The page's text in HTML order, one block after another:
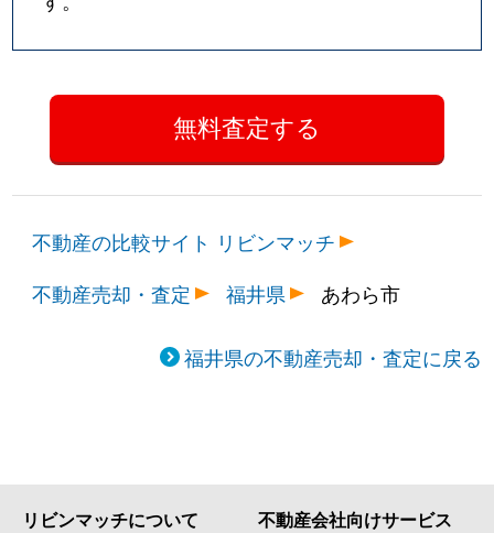
不動産の比較サイト リビンマッチ
不動産売却・査定
福井県 あわら市
福井県の不動産売却・査定に戻る
リビンマッチについて 不動産会社向けサービス